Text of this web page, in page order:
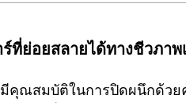
ที่ย่อยสลายได้ทางชีวภาพ
มีคุณสมบัติในการปิดผนึกด้ว